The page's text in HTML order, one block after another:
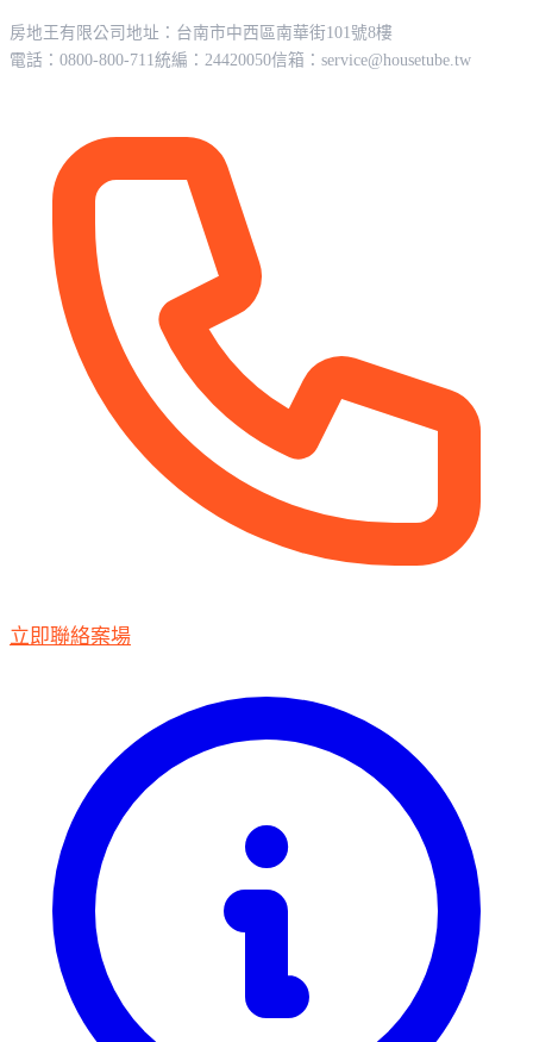
房地王有限公司 地址：台南市中西區南華街101號8樓
電話：0800-800-711統編：24420050信箱： service@housetube.tw
立即聯絡案場